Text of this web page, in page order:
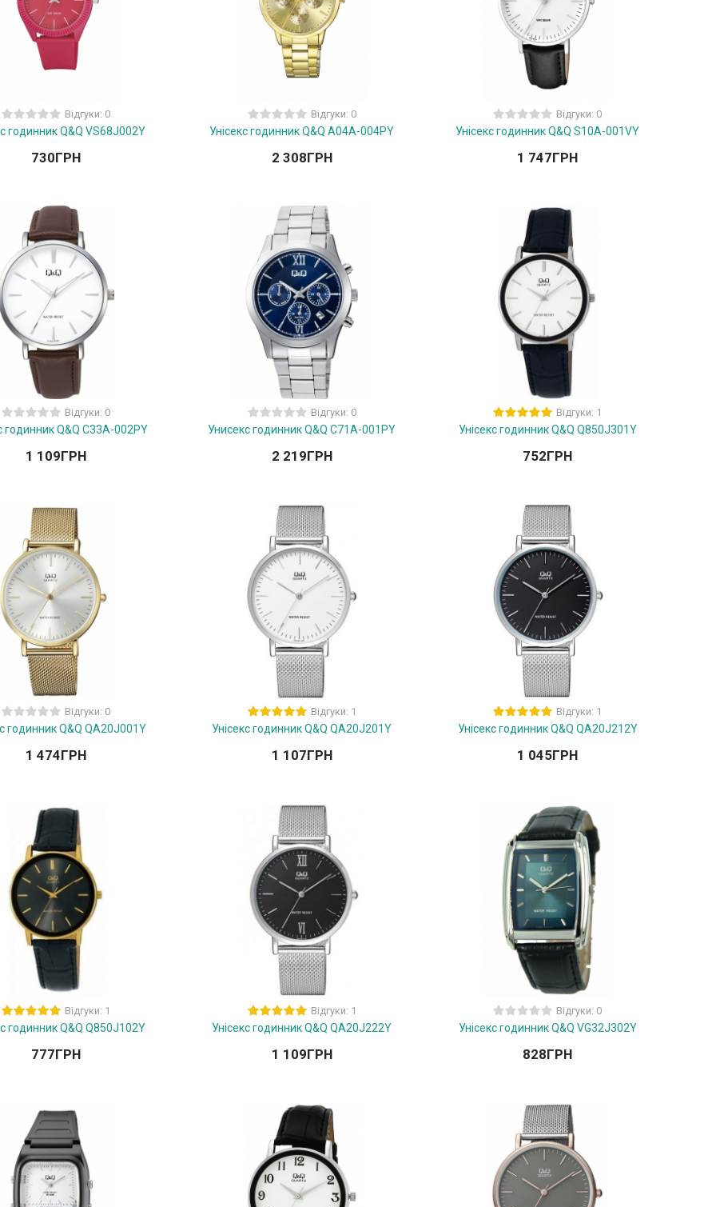
Відгуки: 0
годинник Q&Q VS68J002Y
730ГРН
Відгуки: 0
Унісекс годинник Q&Q A04A-004PY
2 308ГРН
Відгуки: 0
Унісекс годинник Q&Q S10A-001VY
1 747ГРН
Відгуки: 0
годинник Q&Q C33A-002PY
1 109ГРН
Відгуки: 0
Унисекс годинник Q&Q C71A-001PY
2 219ГРН
Відгуки: 1
Унісекс годинник Q&Q Q850J301Y
752ГРН
Відгуки: 0
годинник Q&Q QA20J001Y
1 474ГРН
Відгуки: 1
Унісекс годинник Q&Q QA20J201Y
1 107ГРН
Відгуки: 1
Унісекс годинник Q&Q QA20J212Y
1 045ГРН
Відгуки: 1
годинник Q&Q Q850J102Y
777ГРН
Відгуки: 1
Унісекс годинник Q&Q QA20J222Y
1 109ГРН
Відгуки: 0
Унісекс годинник Q&Q VG32J302Y
828ГРН